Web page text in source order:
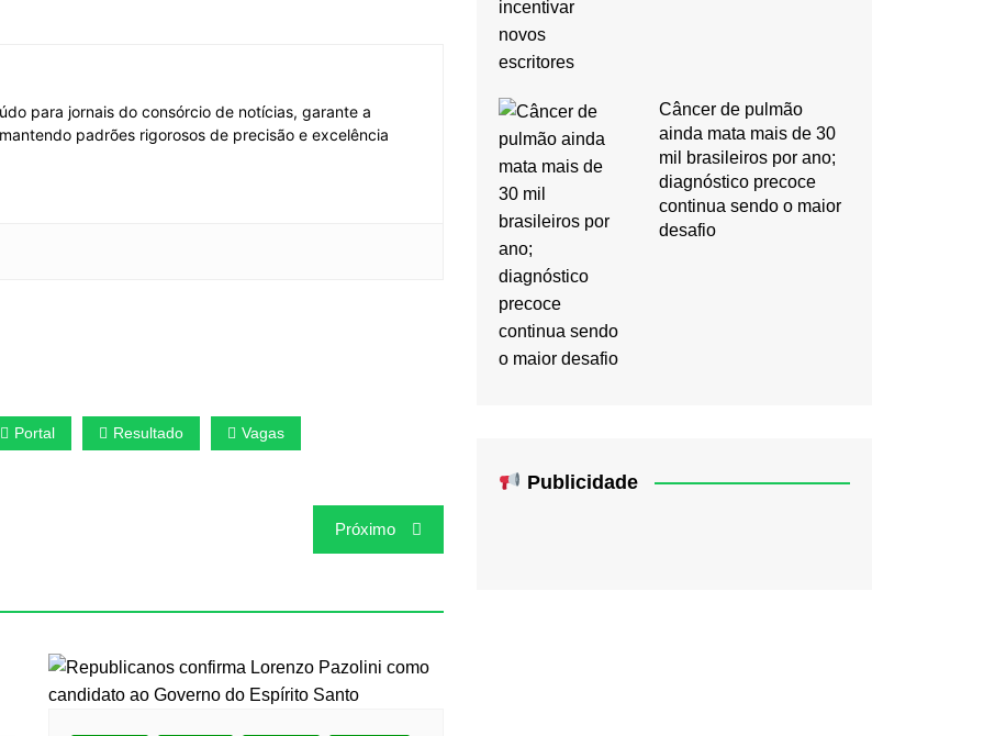
para jornais do consórcio de notícias, garante a
padrões rigorosos de precisão e excelência
Portal Resultado Vagas
Próximo
Câncer de pulmão
ainda mata mais de 30
mil brasileiros por ano;
diagnóstico precoce
continua sendo o maior
desafio
Publicidade